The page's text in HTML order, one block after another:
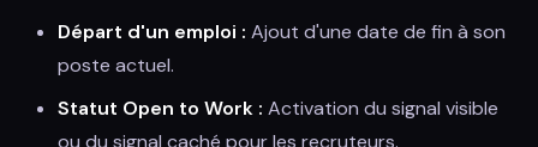
Départ d'un emploi : Ajout d'une date de fin à son
poste actuel.
Statut Open to Work : Activation du signal visible
ou du signal caché pour les recruteurs.